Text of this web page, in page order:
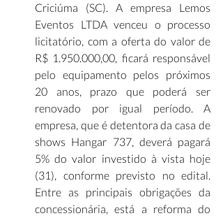
Criciúma (SC). A empresa Lemos
Eventos LTDA venceu o processo
licitatório, com a oferta do valor de
R$ 1.950.000,00, ficará responsável
pelo equipamento pelos próximos
20 anos, prazo que poderá ser
renovado por igual período. A
empresa, que é detentora da casa de
shows Hangar 737, deverá pagará
5% do valor investido à vista hoje
(31), conforme previsto no edital.
Entre as principais obrigações da
concessionária, está a reforma do